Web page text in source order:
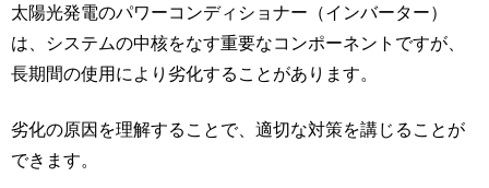
太陽光発電のパワーコンディショナー（インバーター）
は、システムの中核をなす重要なコンポーネントですが、
長期間の使用により劣化することがあります。
劣化の原因を理解することで、適切な対策を講じることが
できます。